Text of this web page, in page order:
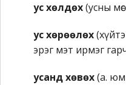
ус хөлдөх(усны
ус хөрөөлөх
эрэг мэт ирмэг гарч
усанд хөвөх(а. юм